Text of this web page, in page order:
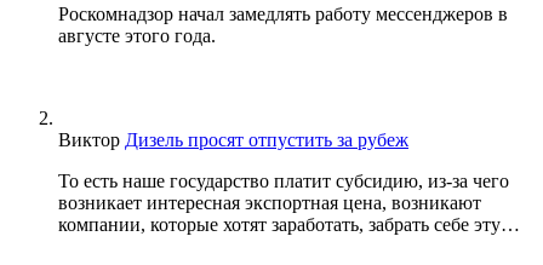
Роскомнадзор начал замедлять работу мессенджеров в
августе этого года.
Виктор Дизель просят отпустить за рубеж
То есть наше государство платит субсидию, из-за чего
возникает интересная экспортная цена, возникают
компании, которые хотят заработать, забрать себе эту…